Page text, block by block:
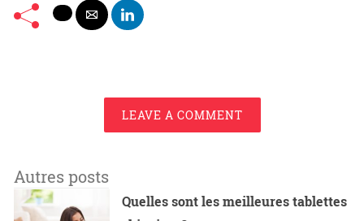
LEAVE A COMMENT
Autres posts
Quelles sont les meilleures tablettes